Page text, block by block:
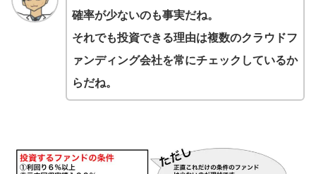
確率が少ないのも事実だね。
それでも投資できる理由は複数のクラウドフ
ァンディング会社を常にチェックしているか
らだね。